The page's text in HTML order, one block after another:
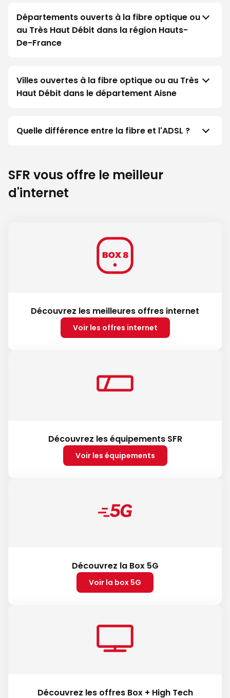
Départements ouverts à la fibre optique ou
au Très Haut Débit dans la région Hauts-
De-France
Villes ouvertes à la fibre optique ou au Très
Haut Débit dans le département Aisne
Quelle différence entre la fibre et l'ADSL ?
SFR vous offre le meilleur
d'internet
Découvrez les meilleures offres internet
Voir les offres internet
Découvrez les équipements SFR
Voir les équipements
Découvrez la Box 5G
Voir la box 5G
Découvrez les offres Box + High Tech